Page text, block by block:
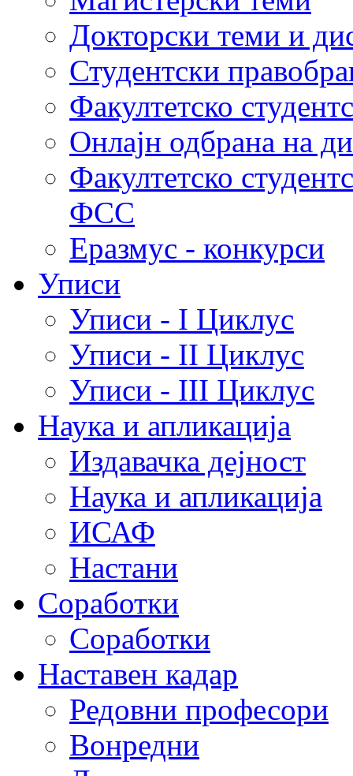
Докторски теми и
Студентски
Факултетско
Онлајн одбрана на
Факултетско
ФСС
Еразмус - конкурси
Уписи
Уписи - I Циклус
Уписи - II Циклус
Уписи - III Циклус
Наука и апликација
Издавачка дејност
Наука и апликација
ИСАФ
Настани
Соработки
Соработки
Наставен кадар
Редовни професори
Вонредни